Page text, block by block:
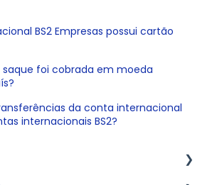
BS2 Empresas possui cartão
foi cobrada em moeda
da conta internacional
internacionais BS2?